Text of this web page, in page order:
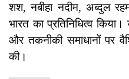
शश, नबीहा नदीम, अब्दुल
भारत का प्रतिनिधित्व
और तकनीकी समाधानों पर
की।